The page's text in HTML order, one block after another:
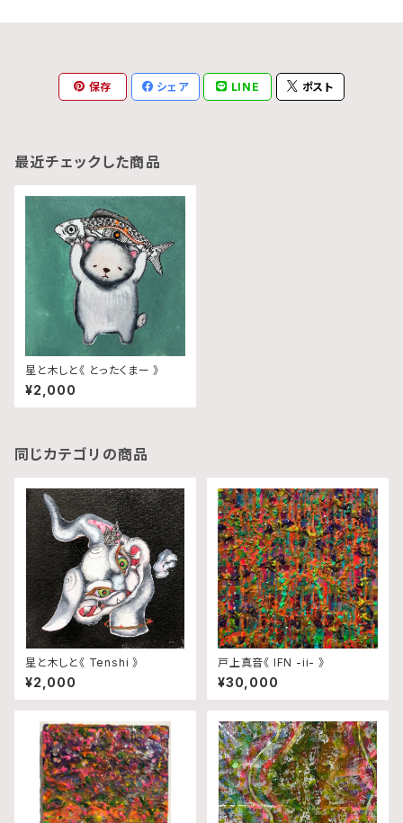
保存 シェア LINE ポスト
最近チェックした商品
星と木しと《 とったくまー 》
¥2,000
同じカテゴリの商品
星と木しと《 Tenshi 》
¥2,000
戸上真音《 IFN -ii- 》
¥30,000